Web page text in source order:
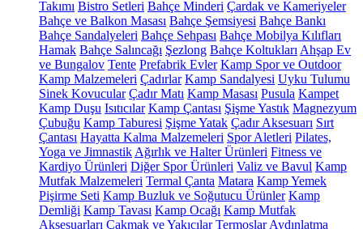
Takımı Bistro Setleri Bahçe Minderi Çardak ve Kameriyeler
Bahçe ve Balkon Masası Bahçe Şemsiyesi Bahçe Bankı
Bahçe Sandalyeleri Bahçe Sehpası Bahçe Mobilya Kılıfları
Hamak Bahçe Salıncağı Şezlong Bahçe Koltukları Ahşap Ev
ve Bungalov Tente Prefabrik Evler Kamp Spor ve Outdoor
Kamp Malzemeleri Çadırlar Kamp Sandalyesi Uyku Tulumu
Sinek Kovucular Çadır Matı Kamp Masası Pusula Kampet
Kamp Duşu Isıtıcılar Kamp Çantası Şişme Yastık Magnezyum
Çubuğu Kamp Taburesi Şişme Yatak Çadır Aksesuarı Sırt
Çantası Hayatta Kalma Malzemeleri Spor Aletleri Pilates,
Yoga ve Jimnastik Ağırlık ve Halter Ürünleri Fitness ve
Kardiyo Ürünleri Diğer Spor Ürünleri Valiz ve Bavul Kamp
Mutfak Malzemeleri Termal Çanta Matara Kamp Yemek
Pişirme Seti Kamp Buzluk ve Soğutucu Ürünler Kamp
Demliği Kamp Tavası Kamp Ocağı Kamp Mutfak
Aksesuarları Çakmak ve Yakıcılar Termoslar Aydınlatma